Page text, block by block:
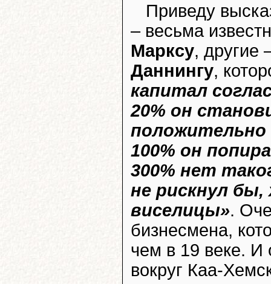
Приведу
– весьма
Марксу, другие
Даннингу,
капитал
20% он
положительно
100% он
300% нет
не рискнул
виселицы».
бизнесмена,
чем в 19 веке. И
вокруг Каа-